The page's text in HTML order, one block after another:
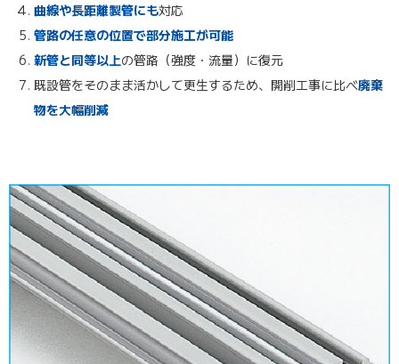
曲線や長距離製管にも対応
管路の任意の位置で部分施工が可能
新管と同等以上の管路（強度・流量）に復元
既設管をそのまま活かして更生するため、開削工事に比べ廃棄
物を大幅削減